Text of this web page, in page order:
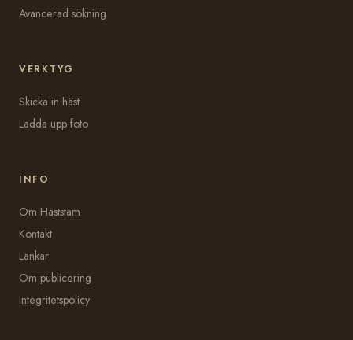
Avancerad sökning
VERKTYG
Skicka in häst
Ladda upp foto
INFO
Om Häststam
Kontakt
Länkar
Om publicering
Integritetspolicy